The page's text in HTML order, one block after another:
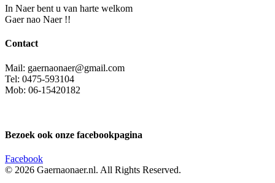
In Naer bent u van harte welkom
Gaer nao Naer !!
Contact
Mail: gaernaonaer@gmail.com
Tel: 0475-593104
Mob: 06-15420182
Bezoek ook onze facebookpagina
Facebook
© 2026 Gaernaonaer.nl. All Rights Reserved.